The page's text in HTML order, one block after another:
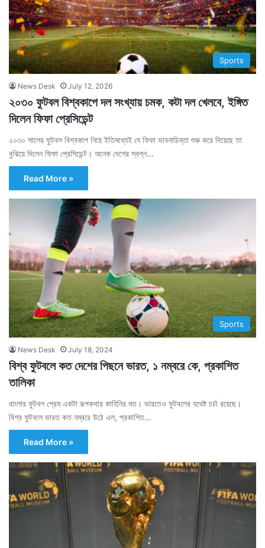
Sports
News Desk July 12, 2026
২০৩০ ফুটবল বিশ্বকাপে দল সংখ্যায় চমক, কটা দল খেলবে, ইঙ্গিত
দিলেন ফিফা প্রেসিডেন্ট
২০৩০ সালের ফুটবল বিশ্বকাপ নিয়ে ইতিমধ্যেই যে ফিফা ভাবনাচিন্তা শুরু করে দিয়েছে তা
বুঝিয়ে দিলেন ফিফা প্রেসিডেন্ট। অনেক দেশের স্বপ্ন…
Read More »
Sports
News Desk July 18, 2024
বিশ্ব ফুটবলে কত দেশের পিছনে ভারত, ১ নম্বরে কে, প্রকাশিত
তালিকা
বাংলার ফুটবল প্রেম একটা রূপকথার কাহিনির মত। ভারতেও ফুটবলের যথেষ্ট চর্চা রয়েছে।
বিশ্ব ফুটবলে ভারত কত নম্বরে উঠে এল, প্রকাশিত…
Read More »